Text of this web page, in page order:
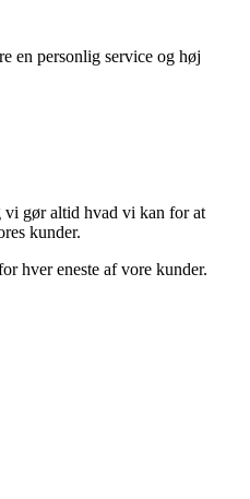
en personlig service og høj
gør altid hvad vi kan for at
kunder.
hver eneste af vore kunder.